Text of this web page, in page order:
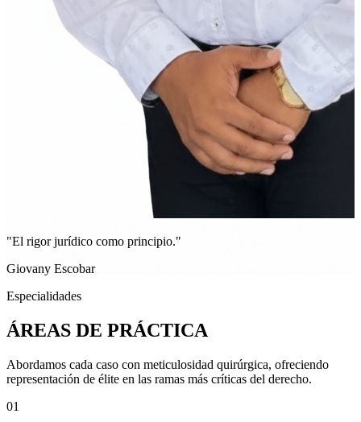
"El rigor jurídico como principio."
Giovany Escobar
Especialidades
ÁREAS DE PRÁCTICA
Abordamos cada caso con meticulosidad quirúrgica, ofreciendo
representación de élite en las ramas más críticas del derecho.
01